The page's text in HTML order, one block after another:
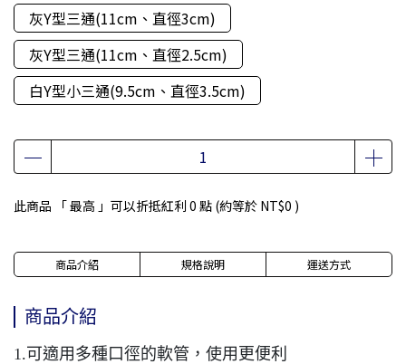
灰Y型三通(11cm、直徑3cm)
灰Y型三通(11cm、直徑2.5cm)
白Y型小三通(9.5cm、直徑3.5cm)
此商品 「 最高 」可以折抵紅利 0 點 (約等於 NT$0 )
商品介紹 規格說明 運送方式
商品介紹
1.可適用多種口徑的軟管，使用更便利